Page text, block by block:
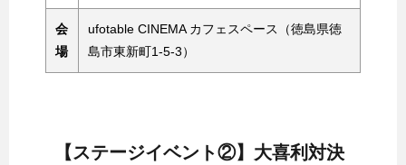
会
場
ufotable CINEMA カフェスペース（徳島県徳
島市東新町1-5-3）
【ステージイベント②】大喜利対決